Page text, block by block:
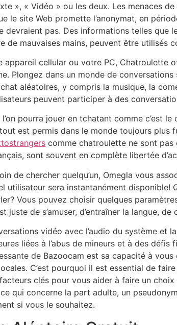
», « Vidéo » ou les deux. Les menaces
le site Web promette l’anonymat, en
devraient pas. Des informations telles que
de mauvaises mains, peuvent être utilisés
appareil cellular ou votre PC, Chatroulette
Plongez dans un monde de
aléatoires, y compris la musique, la
peuvent participer à des
pourra jouer en tchatant comme c’est
est permis dans le monde toujours plus
comme chatroulette ne sont pas
sont souvent en complète libertée
de chercher quelqu’un, Omegla vous
utilisateur sera instantanément
Vous pouvez choisir quelques
juste de s’amuser, d’entraîner la langue,
vidéo avec l’audio du système
liées à l’abus de mineurs et à des
de Bazoocam est sa capacité à
C’est pourquoi il est essential de
clés pour vous aider à faire un
qui concerne la part adulte, un
si vous le souhaitez.